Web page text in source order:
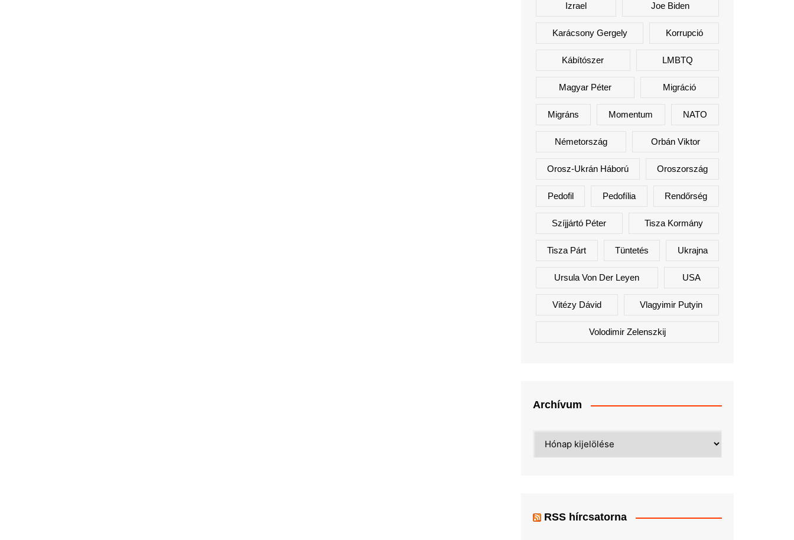
Izrael Joe Biden
Karácsony Gergely Korrupció
Kábítószer LMBTQ
Magyar Péter Migráció
Migráns Momentum NATO
Németország Orbán Viktor
Orosz-Ukrán Háború Oroszország
Pedofil Pedofília Rendőrség
Szíjjártó Péter Tisza Kormány
Tisza Párt Tüntetés Ukrajna
Ursula Von Der Leyen USA
Vitézy Dávid Vlagyimir Putyin
Volodimir Zelenszkij
Archívum
RSS hírcsatorna